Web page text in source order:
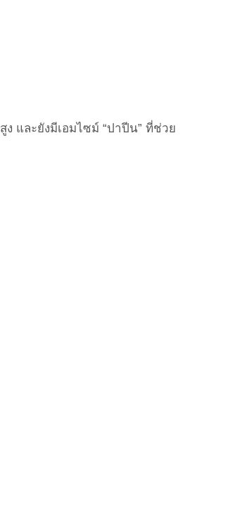
และยังมีเอมไซม์ “ปาปีน” ที่ช่วย